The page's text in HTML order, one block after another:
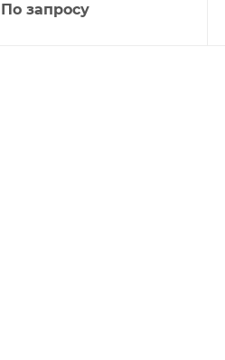
По запросу